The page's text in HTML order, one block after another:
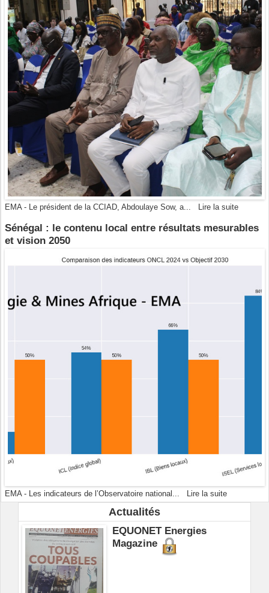
EMA - Le président de la CCIAD, Abdoulaye Sow, a... Lire la suite
Sénégal : le contenu local entre résultats mesurables
et vision 2050
EMA - Les indicateurs de l’Observatoire national... Lire la suite
Actualités
EQUONET Energies
Magazine